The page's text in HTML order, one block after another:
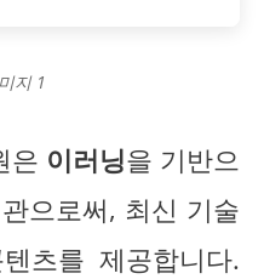
지 1
은 이러닝을 기반으
으로써, 최신 기술
츠를 제공합니다.